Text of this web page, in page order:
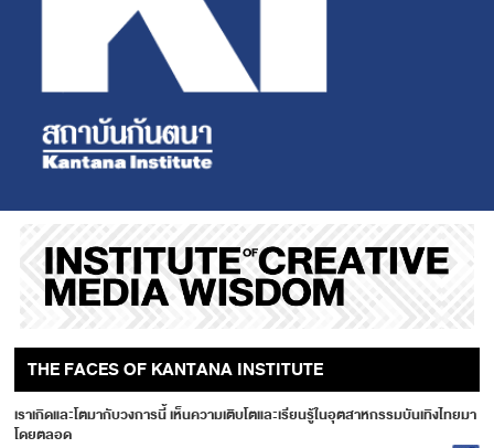
THE FACES OF KANTANA INSTITUTE
เราเกิดและโตมากับวงการนี้ เห็นความเติบโตและเรียนรู้ในอุตสาหกรรมบันเทิงไทยมา
โดยตลอด